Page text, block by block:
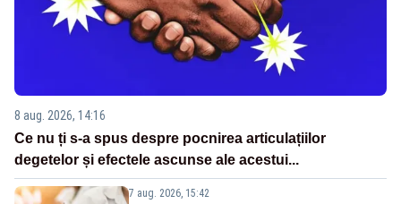
8 aug. 2026, 14:16
Ce nu ți s-a spus despre pocnirea articulațiilor
degetelor și efectele ascunse ale acestui...
7 aug. 2026, 15:42